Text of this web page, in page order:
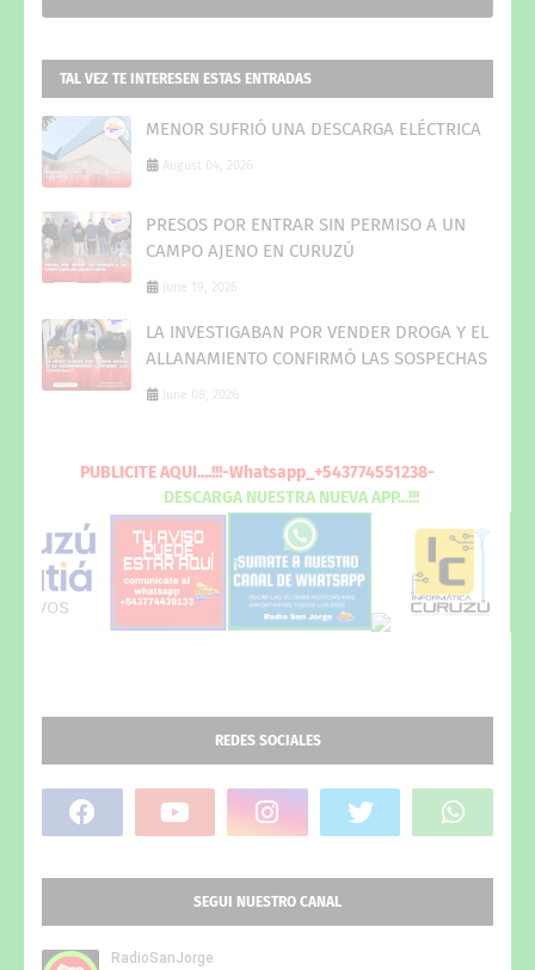
TAL VEZ TE INTERESEN ESTAS ENTRADAS
MENOR SUFRIÓ UNA DESCARGA ELÉCTRICA
August 04, 2026
PRESOS POR ENTRAR SIN PERMISO A UN
CAMPO AJENO EN CURUZÚ
June 19, 2026
LA INVESTIGABAN POR VENDER DROGA Y EL
ALLANAMIENTO CONFIRMÓ LAS SOSPECHAS
June 08, 2026
PUBLICITEAQUI....!!!-Whatsapp_+543774551238-
DESCARGANUESTRA NUEVAAPP...!!!
REDES SOCIALES
SEGUI NUESTRO CANAL